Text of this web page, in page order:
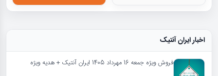
اخبار ایران آنتیک
فروش ویژه جمعه 16 مهرداد 1405 ایران آنتیک + هدیه ویژه